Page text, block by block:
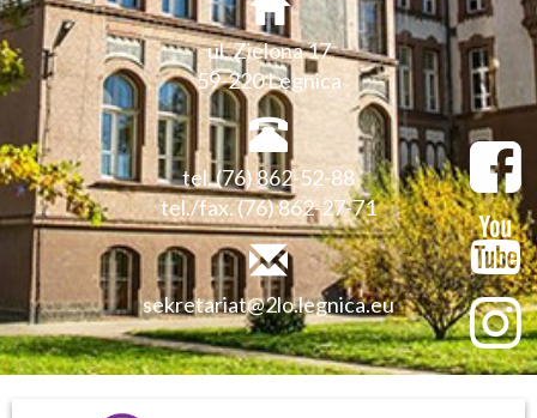
ul. Zielona 17
59-220 Legnica
tel. (76) 862-52-88
tel./fax. (76) 862-27-71
sekretariat@2lo.legnica.eu